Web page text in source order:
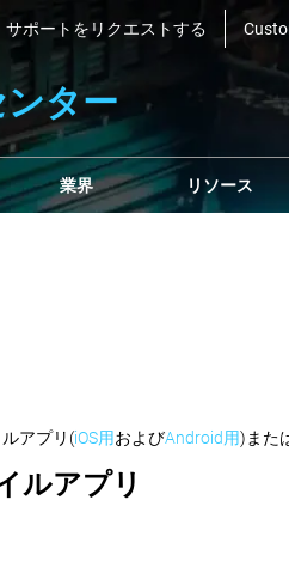
サポートをリクエストする
ンター
業界 リソース
アプリ(iOS用およびAndroid用)また
ルアプリ